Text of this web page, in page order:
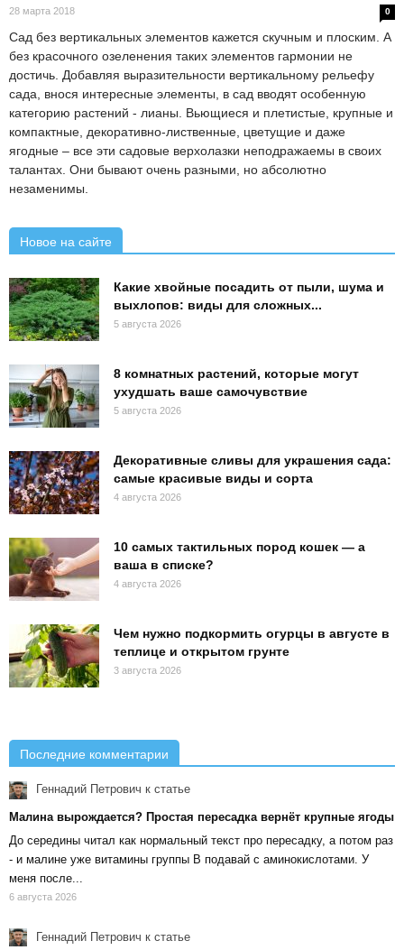
28 марта 2018 0
Сад без вертикальных элементов кажется скучным и плоским. А
без красочного озеленения таких элементов гармонии не
достичь. Добавляя выразительности вертикальному рельефу
сада, внося интересные элементы, в сад вводят особенную
категорию растений - лианы. Вьющиеся и плетистые, крупные и
компактные, декоративно-лиственные, цветущие и даже
ягодные – все эти садовые верхолазки неподражаемы в своих
талантах. Они бывают очень разными, но абсолютно
незаменимы.
Новое на сайте
Какие хвойные посадить от пыли, шума и
выхлопов: виды для сложных...
5 августа 2026
8 комнатных растений, которые могут
ухудшать ваше самочувствие
5 августа 2026
Декоративные сливы для украшения сада:
самые красивые виды и сорта
4 августа 2026
10 самых тактильных пород кошек — а
ваша в списке?
4 августа 2026
Чем нужно подкормить огурцы в августе в
теплице и открытом грунте
3 августа 2026
Последние комментарии
Геннадий Петрович к статье
Малина вырождается? Простая пересадка вернёт крупные ягоды
До середины читал как нормальный текст про пересадку, а потом раз
- и малине уже витамины группы В подавай с аминокислотами. У
меня после...
6 августа 2026
Геннадий Петрович к статье